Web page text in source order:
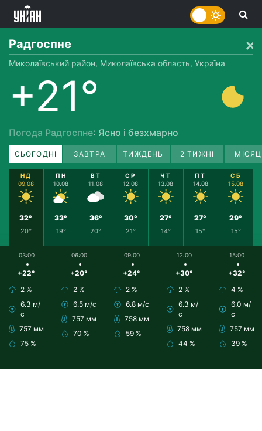
Радгоспне
Миколаївський район, Миколаївська область, Україна
+21°
Погода Радгоспне: Ясно і безхмарно
СЬОГОДНІ ЗАВТРА ТИЖДЕНЬ 2 ТИЖНІ
НД
09.08
32°
20°
ПН
10.08
33°
19°
ВТ
11.08
36°
20°
СР
12.08
30°
21°
ЧТ
13.08
27°
14°
ПТ
14.08
27°
15°
СБ
15.08
29°
15°
03:00
+22°
2 %
6.3 м/
с
757 мм
75 %
06:00
+20°
2 %
6.5 м/с
757 мм
70 %
09:00
+24°
2 %
6.8 м/с
758 мм
59 %
12:00
+30°
2 %
6.3 м/
с
758 мм
44 %
15:00
+32°
4 %
6.0 м/
с
757 мм
39 %